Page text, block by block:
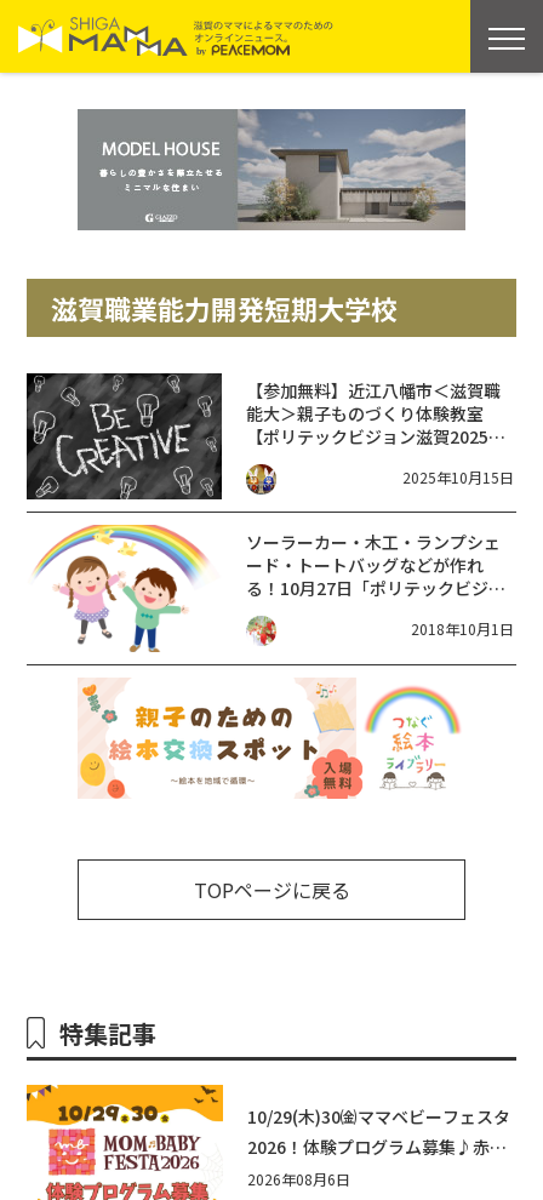
滋賀職業能力開発短期大学校
【参加無料】近江八幡市＜滋賀職
能大＞親子ものづくり体験教室
【ポリテックビジョン滋賀2025】
学園祭も同時開催！模擬店やビン
ゴ大会も♪
2025年10月15日
ソーラーカー・木工・ランプシェ
ード・トートバッグなどが作れ
る！10月27日「ポリテックビジョ
ン滋賀2018」開催☆参加無料♪
2018年10月1日
TOPページに戻る
特集記事
10/29(木)30㈮ママベビーフェスタ
2026！体験プログラム募集♪赤ち
ゃん向けイベントに出演しません
2026年08月6日